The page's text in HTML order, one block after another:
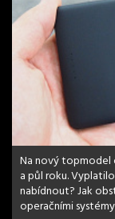
Na nový topmodel
a půl roku.
nabídnout? Jak
operačními